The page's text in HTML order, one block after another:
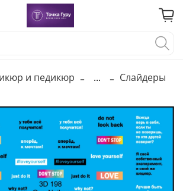
и педикюр ... Слайдеры